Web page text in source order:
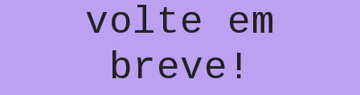
volte em
breve!